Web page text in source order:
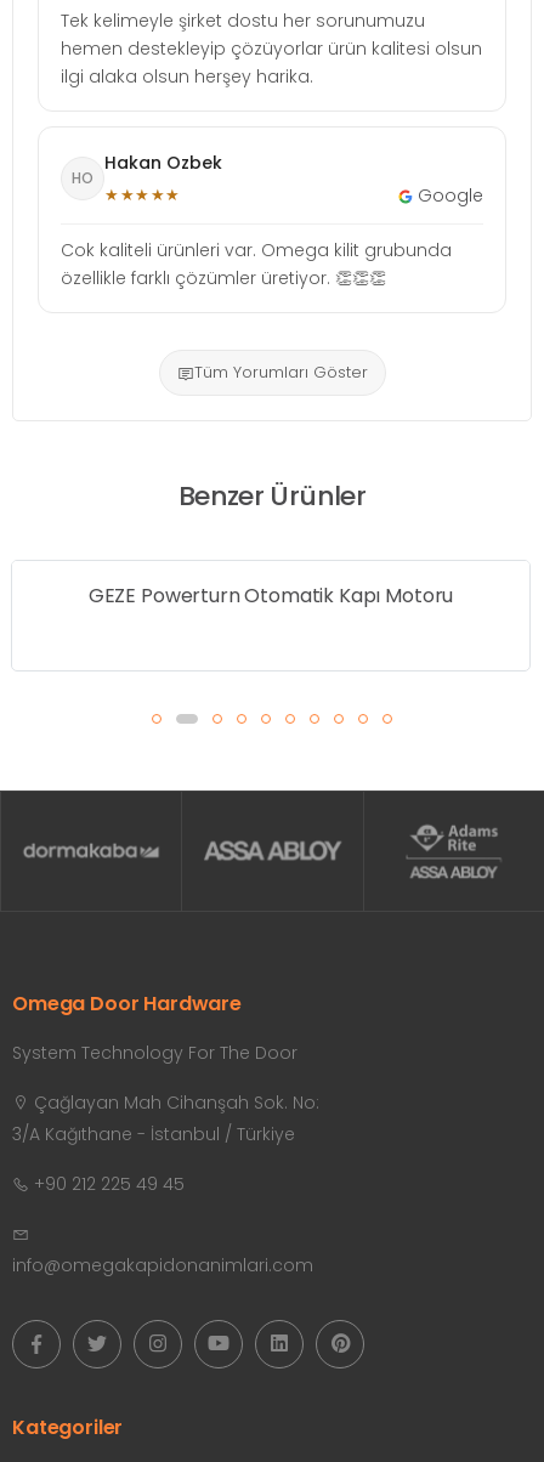
Tek kelimeyle şirket dostu her sorunumuzu
hemen destekleyip çözüyorlar ürün kalitesi olsun
ilgi alaka olsun herşey harika.
HO
Hakan Ozbek
★★★★★ Google
Cok kaliteli ürünleri var. Omega kilit grubunda
özellikle farklı çözümler üretiyor. 👏👏👏
Tüm Yorumları Göster
Benzer Ürünler
OMEGA Yedek Kumanda
Omega Door Hardware
System Technology For The Door
Çağlayan Mah Cihanşah Sok. No:
3/A Kağıthane - İstanbul / Türkiye
+90 212 225 49 45
info@omegakapidonanimlari.com
Kategoriler